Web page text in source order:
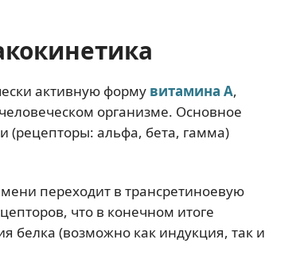
активную форму витамина А,
организме. Основное
(рецепторы: альфа, бета, гамма)
переходит в трансретиноевую
что в конечном итоге
белка (возможно как индукция, так и